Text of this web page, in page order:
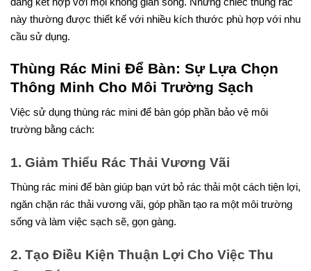
này thường được thiết kế với nhiều kích thước phù hợp với nhu
cầu sử dụng.
Thùng Rác Mini Để Bàn: Sự Lựa Chọn
Thông Minh Cho Môi Trường Sạch
Việc sử dụng thùng rác mini để bàn góp phần bảo vệ môi
trường bằng cách:
1. Giảm Thiểu Rác Thải Vương Vãi
Thùng rác mini để bàn giúp bạn vứt bỏ rác thải một cách tiện lợi,
ngăn chặn rác thải vương vãi, góp phần tạo ra một môi trường
sống và làm việc sạch sẽ, gọn gàng.
2. Tạo Điều Kiện Thuận Lợi Cho Việc Thu